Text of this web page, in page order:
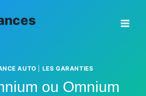
AUTO LES GARANTIES
ou Omnium